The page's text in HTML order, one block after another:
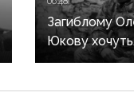
Загиблому
Юкову хочуть
посмертно